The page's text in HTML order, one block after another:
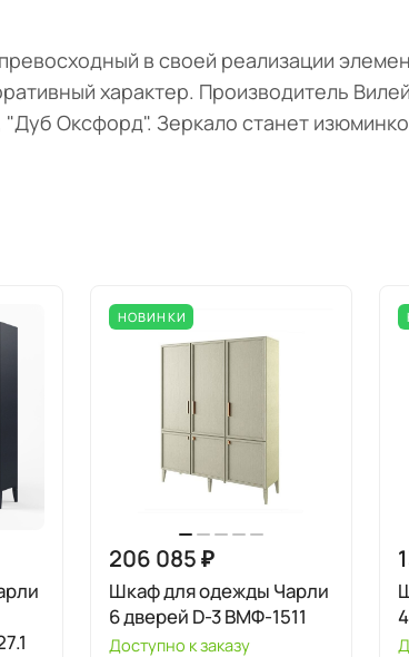
в своей реализации
характер. Производитель
Оксфорд". Зеркало станет
НОВИНКИ
206 085 ₽
Шкаф для одежды Чарли
6 дверей D-3 ВМФ-1511
Доступно к заказу